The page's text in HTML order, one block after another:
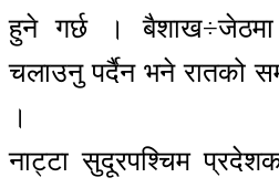
हुने गर्छ ।
चलाउनु पर्दैन भने रातको
।
नाट्टा सुदूरपश्चिम